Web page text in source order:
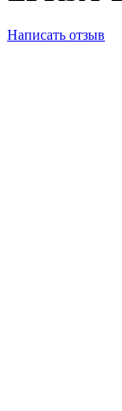
Написать отзыв